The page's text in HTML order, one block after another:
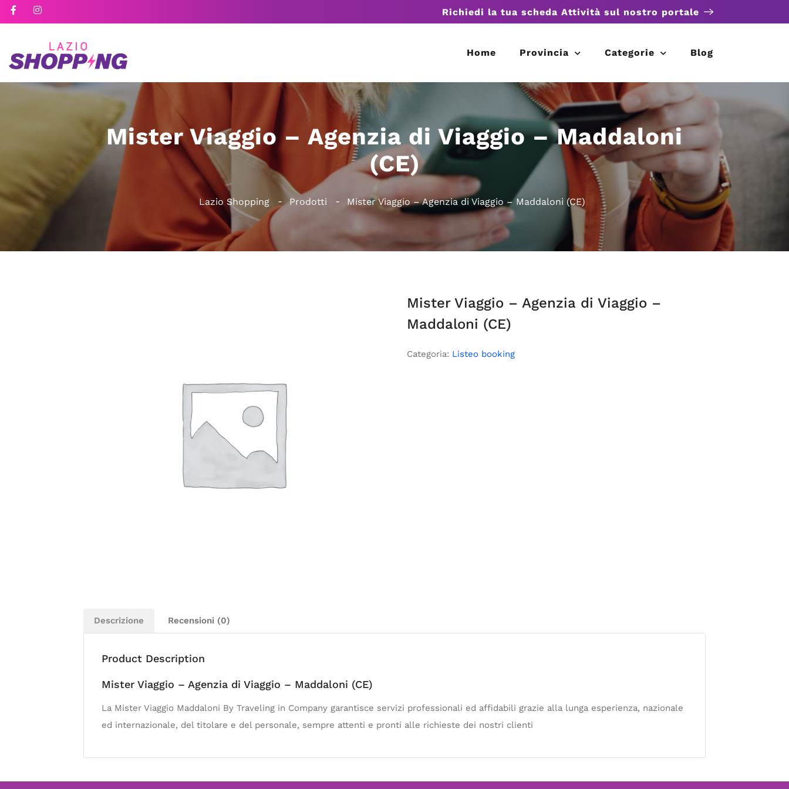
Richiedi la tua scheda Attività sul nostro portale
Home Provincia Categorie Blog
Mister Viaggio – Agenzia di Viaggio – Maddaloni
(CE)
Lazio Shopping Prodotti Mister Viaggio – Agenzia di Viaggio – Maddaloni (CE)
Mister Viaggio – Agenzia di Viaggio –
Maddaloni (CE)
Categoria: Listeo booking
Descrizione Recensioni (0)
Product Description
Mister Viaggio – Agenzia di Viaggio – Maddaloni (CE)
La Mister Viaggio Maddaloni By Traveling in Company garantisce servizi professionali ed affidabili grazie alla lunga esperienza, nazionale
ed internazionale, del titolare e del personale, sempre attenti e pronti alle richieste dei nostri clienti